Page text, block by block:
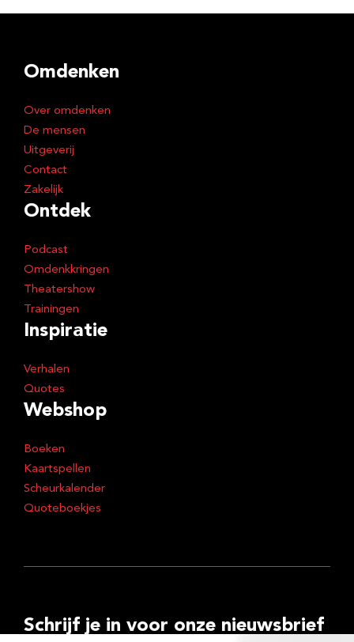
Omdenken
Over omdenken
De mensen
Uitgeverij
Contact
Zakelijk
Ontdek
Podcast
Omdenkkringen
Theatershow
Trainingen
Inspiratie
Verhalen
Quotes
Webshop
Boeken
Kaartspellen
Scheurkalender
Quoteboekjes
Schrijf je in voor onze nieuwsbrief